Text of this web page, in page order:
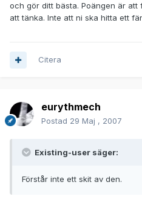
och gör ditt bästa. Poängen är
att tänka. Inte att ni ska hitta ett
Citera
eurythmech
Postad 29 Maj , 2007
Existing-user säger:
Förstår inte ett skit av den.